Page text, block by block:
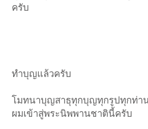
ครับ
ทำบุญแล้วครับ
โมทนาบุญสาธุทุกบุญทุกรูปทุกท่า
ผมเข้าสู่พระนิพพานชาตินี้ครับ